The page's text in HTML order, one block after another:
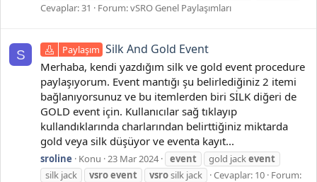
Cevaplar: 31
Forum:vSRO Genel Paylaşımları
S Paylaşım Silk And Gold Event
Merhaba, kendi yazdığım silk ve gold event procedure
paylaşıyorum. Event mantığı şu belirlediğiniz 2 itemi
bağlanıyorsunuz ve bu itemlerden biri SİLK diğeri de
GOLD event için. Kullanıcılar sağ tıklayıp
kullandıklarında charlarından belirttiğiniz miktarda
gold veya silk düşüyor ve eventa kayıt...
sroline Konu 23 Mar 2024 event gold jackevent
silk jack
vsroevent vsrosilk jack Cevaplar: 10 Forum: